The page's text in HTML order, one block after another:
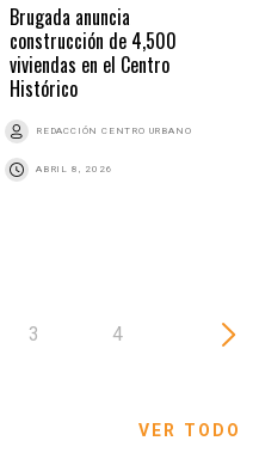
Brugada anuncia
construcción de 4,500
viviendas en el Centro
Histórico
REDACCIÓN CENTRO URBANO
ABRIL 8, 2026
3 4
VER TODO